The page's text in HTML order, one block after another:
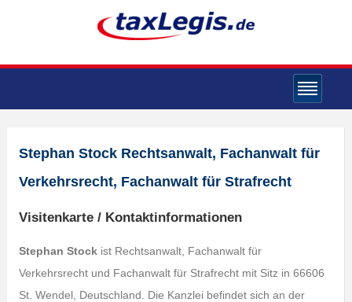
Stephan Stock Rechtsanwalt, Fachanwalt für
Verkehrsrecht, Fachanwalt für Strafrecht
Visitenkarte / Kontaktinformationen
Stephan Stockist Rechtsanwalt, Fachanwalt für
Verkehrsrecht und Fachanwalt für Strafrecht mit Sitz in 66606
St. Wendel, Deutschland. Die Kanzlei befindet sich an der